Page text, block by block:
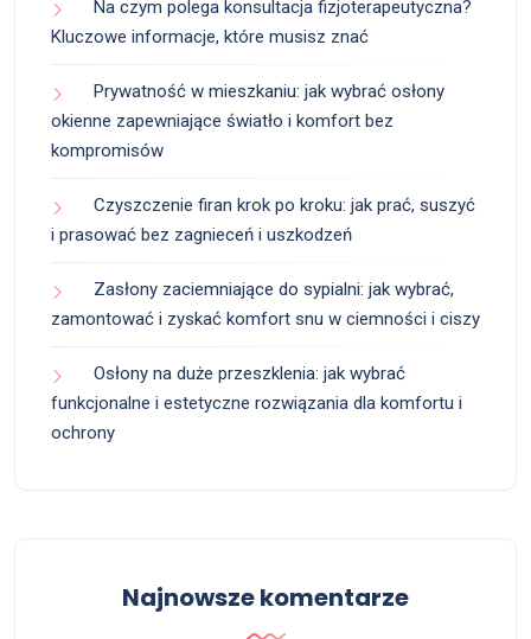
Na czym polega konsultacja fizjoterapeutyczna?
Kluczowe informacje, które musisz znać
Prywatność w mieszkaniu: jak wybrać osłony
okienne zapewniające światło i komfort bez
kompromisów
Czyszczenie firan krok po kroku: jak prać, suszyć
i prasować bez zagnieceń i uszkodzeń
Zasłony zaciemniające do sypialni: jak wybrać,
zamontować i zyskać komfort snu w ciemności i ciszy
Osłony na duże przeszklenia: jak wybrać
funkcjonalne i estetyczne rozwiązania dla komfortu i
ochrony
Najnowsze komentarze